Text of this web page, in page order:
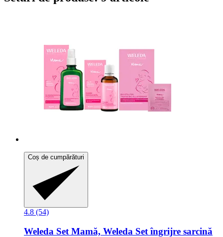
Coș de cumpărături
4.8 (54)
Weleda Set Mamă, Weleda Set îngrijre sarcină